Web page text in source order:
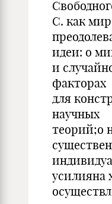
С. как
идеи: о
и
факторах
для
научных
теорий;о
усилияна